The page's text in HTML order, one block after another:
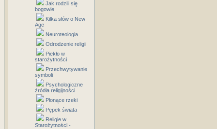
Jak rodzili się
bogowie
Kilka słów o New
Age
Neuroteologia
Odrodzenie religii
Piekło w
starożytności
Przechwytywanie
symboli
Psychologiczne
źródła religijności
Płonące rzeki
Pępek świata
Religie w
Starożytności -